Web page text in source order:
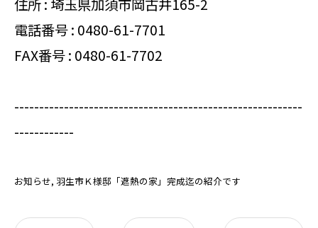
住所 : 埼玉県加須市岡古井165-2
電話番号 : 0480-61-7701
FAX番号 : 0480-61-7702
----------------------------------------------------------
------------
お知らせ 羽生市Ｋ様邸「遮熱の家」完成迄の紹介です